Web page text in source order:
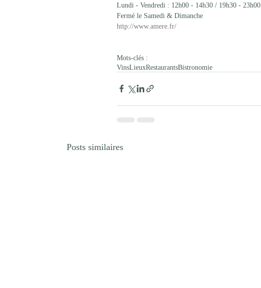
Lundi - Vendredi : 12h00 - 14h30 / 19h30 - 23h00
Fermé le Samedi & Dimanche
http://www.amere.fr/
Mots-clés :
VinsLieuxRestaurantsBistronomie
Posts similaires